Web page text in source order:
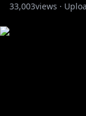
33,003views ·